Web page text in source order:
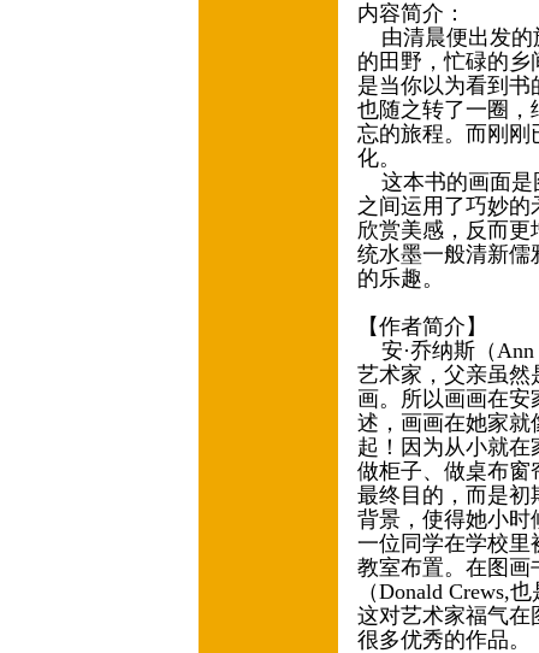
内容简介：
由清晨便出发的
的田野，忙碌的
是当你以为看到
也随之转了一圈，
忘的旅程。而刚刚
化。
这本书的画面是
之间运用了巧妙
欣赏美感，反而
统水墨一般清新儒
的乐趣。
【作者简介】
安·乔纳斯（Ann
艺术家，父亲虽然
画。所以画画在
述，画画在她家就
起！因为从小就
做柜子、做桌布窗
最终目的，而是初
背景，使得她小时
一位同学在学校里
教室布置。在图画
（Donald Crews,
这对艺术家福气在
很多优秀的作品。